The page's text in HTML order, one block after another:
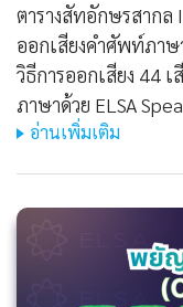
ตารางสัทอักษรสาก
ออกเสียงคำศัพท์ภาษ
วิธีการออกเสียง 44
ภาษาด้วย ELSA
อ่านเพิ่มเติม